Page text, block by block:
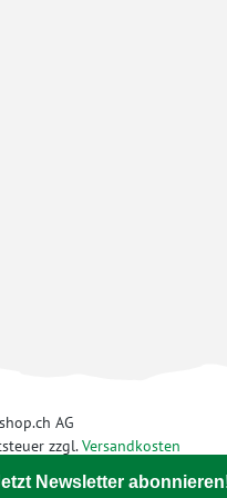
AG
zzgl.Versandkosten
Newsletter